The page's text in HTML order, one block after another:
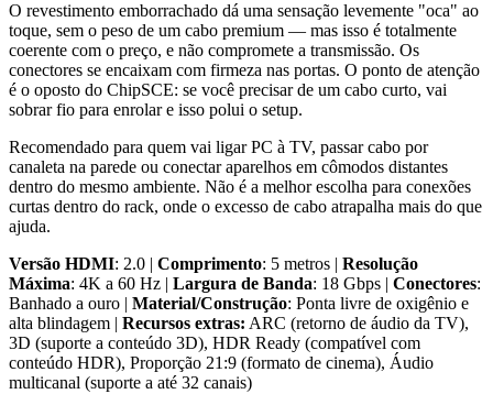
O revestimento emborrachado dá uma sensação levemente "oca" ao
toque, sem o peso de um cabo premium — mas isso é totalmente
coerente com o preço, e não compromete a transmissão. Os
conectores se encaixam com firmeza nas portas. O ponto de atenção
é o oposto do ChipSCE: se você precisar de um cabo curto, vai
sobrar fio para enrolar e isso polui o setup.
Recomendado para quem vai ligar PC à TV, passar cabo por
canaleta na parede ou conectar aparelhos em cômodos distantes
dentro do mesmo ambiente. Não é a melhor escolha para conexões
curtas dentro do rack, onde o excesso de cabo atrapalha mais do que
ajuda.
Versão HDMI: 2.0 | Comprimento: 5 metros | Resolução
Máxima: 4K a 60 Hz | Largura de Banda: 18 Gbps | Conectores:
Banhado a ouro | Material/Construção: Ponta livre de oxigênio e
alta blindagem | Recursos extras: ARC (retorno de áudio da TV),
3D (suporte a conteúdo 3D), HDR Ready (compatível com
conteúdo HDR), Proporção 21:9 (formato de cinema), Áudio
multicanal (suporte a até 32 canais)